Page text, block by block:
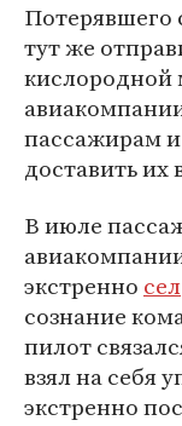
Потерявшего
тут же
кислородной
пассажирам
доставить их
В июле
экстренно сел
сознание
пилот
взял на себя
экстренно